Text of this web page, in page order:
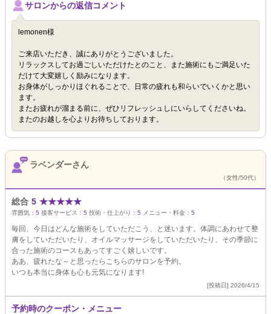
サロンからの返信コメント
lemonen様
ご来店いただき、誠にありがとうございました。
リラックスしてお過ごしいただけたとのこと、また施術にもご満足いた
だけて大変嬉しく励みになります。
お身体がしっかりほぐれることで、日常の疲れも和らいでいくかと思い
ます。
またお疲れが溜まる前に、ぜひリフレッシュしにいらしてくださいね。
またのお越しを心よりお待ちしております。
ラベンダーさん
（女性/50代）
総合 5 ★★★★★
雰囲気： 5 接客サービス： 5 技術・仕上がり： 5 メニュー・料金： 5
毎回、今日はどんな施術をしていただこう、と迷います。体調にあわせて整
膚をしていただいたり、オイルマッサージをしていただいたり、その季節に
合った施術のコースもあってすごく嬉しいです。
ああ、疲れたな～と思ったらこちらのサロンを予約。
いつも本当に身体も心も元気になります!
[投稿日] 2026/4/15
予約時のクーポン・メニュー